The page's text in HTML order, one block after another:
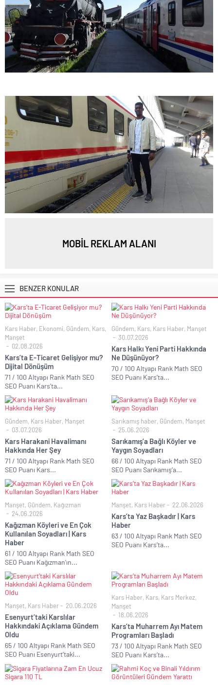
MOBİL REKLAM ALANI
BENZER KONULAR
Kars Haber, Ekonomi, Gündem, Kars,
Manşet
02.08.2026
Kars’ta E-Ticaret Gelişiyor mu?
Dijital Dönüşüm
71 / 100 Altyapı Rank Math SEO
SEO Puanı Kars’ta...
Gündem, Kars, Kars Haber, Manşet
30.07.2026
Kars Halkı Yeni Parti Hakkında
Ne Düşünüyor?
70 / 100 Altyapı Rank Math SEO
SEO Puanı Kars’ta...
Gündem, Kars Haber, Manşet
03.07.2026
Kars Harakani Havalimanı
Hakkında Her Şey
71 / 100 Altyapı Rank Math SEO
SEO Puanı Kars...
Sarıkamış haber, Gündem, Manşet
25.06.2026
Sarıkamış’a Bağlı Köyler ve
Yaygın Soyadları
66 / 100 Altyapı Rank Math SEO
SEO Puanı Sarıkamış’a...
Manşet, Gündem, Kağızman
24.06.2026
Kağızman Köyleri ve En Çok
Kullanılan Soyadları | Kars
Haber
61 / 100 Altyapı Rank Math SEO
SEO Puanı Kağızman’ın...
Manşet, Kars Haber 22.06.2026
Kars’ta Yaz Başkadır | Kars
Haber
63 / 100 Altyapı Rank Math SEO
SEO Puanı Kars’ta...
Manşet, Kars Haber 20.06.2026
Esenyurt’taki Karslılar
Hakkındaki Açıklama Gündem
Oldu
65 / 100 Altyapı Rank Math SEO
SEO Puanı Esenyurt’taki...
Kars Haber, Kars, Kars Merkez,
Manşet
18.06.2026
Kars’ta Muharrem Ayı Matem
Programları Başladı
73 / 100 Altyapı Rank Math SEO
SEO Puanı Kars’ta...